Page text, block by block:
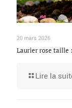
20 mars 2026
Laurier rose taille
Lire la